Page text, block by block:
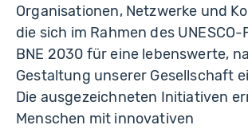
Organisationen, Netzwerke und
die sich im Rahmen des
BNE 2030 für eine lebenswerte,
Gestaltung unserer Gesellschaft
Die ausgezeichneten Initiativen
Menschen mit innovativen